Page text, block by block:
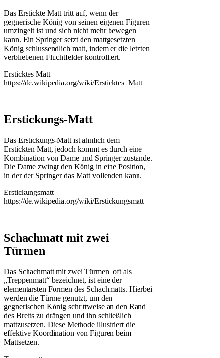
Das Erstickte Matt tritt auf, wenn der
gegnerische König von seinen eigenen Figuren
umzingelt ist und sich nicht mehr bewegen
kann. Ein Springer setzt den mattgesetzten
König schlussendlich matt, indem er die letzten
verbliebenen Fluchtfelder kontrolliert.
Ersticktes Matt
https://de.wikipedia.org/wiki/Ersticktes_Matt
Erstickungs-Matt
Das Erstickungs-Matt ist ähnlich dem
Erstickten Matt, jedoch kommt es durch eine
Kombination von Dame und Springer zustande.
Die Dame zwingt den König in eine Position,
in der der Springer das Matt vollenden kann.
Erstickungsmatt
https://de.wikipedia.org/wiki/Erstickungsmatt
Schachmatt mit zwei
Türmen
Das Schachmatt mit zwei Türmen, oft als
„Treppenmatt“ bezeichnet, ist eine der
elementarsten Formen des Schachmatts. Hierbei
werden die Türme genutzt, um den
gegnerischen König schrittweise an den Rand
des Bretts zu drängen und ihn schließlich
mattzusetzen. Diese Methode illustriert die
effektive Koordination von Figuren beim
Mattsetzen.